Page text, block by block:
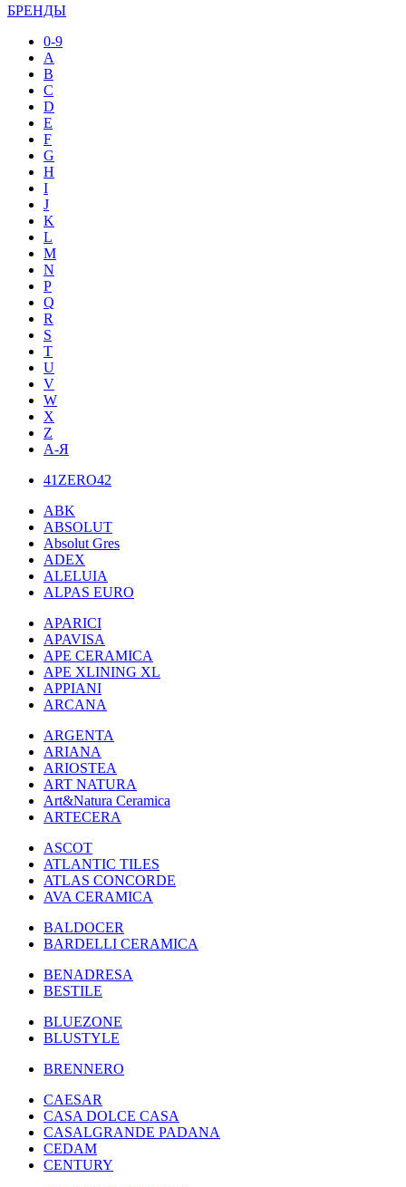
БРЕНДЫ
0-9
A
B
C
D
E
F
G
H
I
J
K
L
M
N
P
Q
R
S
T
U
V
W
X
Z
А-Я
41ZERO42
ABK
ABSOLUT
Absolut Gres
ADEX
ALELUIA
ALPAS EURO
APARICI
APAVISA
APE CERAMICA
APE XLINING XL
APPIANI
ARCANA
ARGENTA
ARIANA
ARIOSTEA
ART NATURA
Art&Natura Ceramica
ARTECERA
ASCOT
ATLANTIC TILES
ATLAS CONCORDE
AVA CERAMICA
BALDOCER
BARDELLI CERAMICA
BENADRESA
BESTILE
BLUEZONE
BLUSTYLE
BRENNERO
CAESAR
CASA DOLCE CASA
CASALGRANDE PADANA
CEDAM
CENTURY